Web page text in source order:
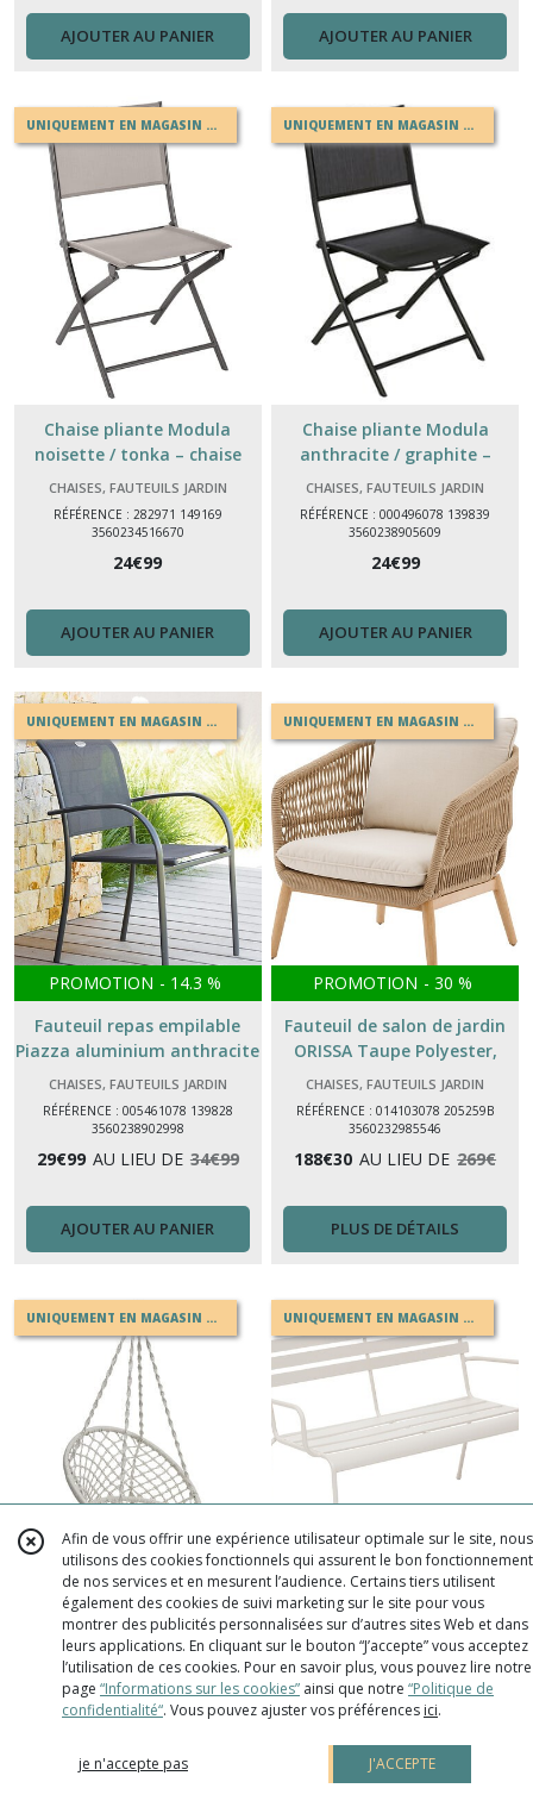
AJOUTER AU PANIER AJOUTER AU PANIER
UNIQUEMENT EN MAGASIN OU EN DRIVE
Chaise pliante Modula
noisette / tonka – chaise
jardin pliable acier
CHAISES, FAUTEUILS JARDIN
RÉFÉRENCE : 282971 149169
3560234516670
24€99
AJOUTER AU PANIER
UNIQUEMENT EN MAGASIN OU EN DRIVE
Chaise pliante Modula
anthracite / graphite –
chaise jardin pliable acier
CHAISES, FAUTEUILS JARDIN
RÉFÉRENCE : 000496078 139839
3560238905609
24€99
AJOUTER AU PANIER
UNIQUEMENT EN MAGASIN OU EN DRIVE
PROMOTION - 14.3 %
Fauteuil repas empilable
Piazza aluminium anthracite
graphite – fauteuil de jardin
CHAISES, FAUTEUILS JARDIN
RÉFÉRENCE : 005461078 139828
3560238902998
29€99 AU LIEU DE 34€99
AJOUTER AU PANIER
UNIQUEMENT EN MAGASIN OU EN DRIVE
PROMOTION - 30 %
Fauteuil de salon de jardin
ORISSA Taupe Polyester,
Acier traité époxy
CHAISES, FAUTEUILS JARDIN
RÉFÉRENCE : 014103078 205259B
3560232985546
188€30 AU LIEU DE 269€
PLUS DE DÉTAILS
UNIQUEMENT EN MAGASIN OU EN DRIVE
Chaise de détente suspendue
en macramé PLUMAYA Beige
CHAISES, FAUTEUILS JARDIN
RÉFÉRENCE : 325118 159027B
99
UNIQUEMENT EN MAGASIN OU EN DRIVE
PROMOTION - 10 %
Banc de jardin Greensboro
2 places argile – banc
extérieur acier époxy
antirouille
CHAISES, FAUTEUILS JARDIN
RÉFÉRENCE : 000499078 196855
AU LIEU DE
Afin de vous offrir une expérience utilisateur optimale sur le site, nous
utilisons des cookies fonctionnels qui assurent le bon fonctionnement
de nos services et en mesurent l’audience. Certains tiers utilisent
également des cookies de suivi marketing sur le site pour vous
montrer des publicités personnalisées sur d’autres sites Web et dans
leurs applications. En cliquant sur le bouton “J’accepte” vous acceptez
l’utilisation de ces cookies. Pour en savoir plus, vous pouvez lire notre
page “Informations sur les cookies” ainsi que notre “Politique de
confidentialité“. Vous pouvez ajuster vos préférences ici.
je n'accepte pas J'ACCEPTE